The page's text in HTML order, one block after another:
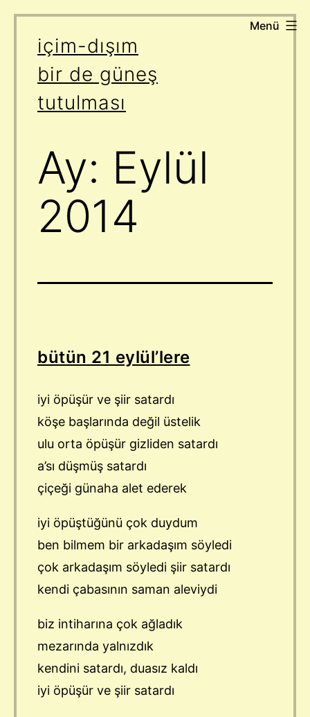
geç
içim-dışım
bir de güneş
tutulması
Menü
Ay: Eylül
2014
bütün 21 eylül’lere
iyi öpüşür ve şiir satardı
köşe başlarında değil üstelik
ulu orta öpüşür gizliden satardı
a’sı düşmüş satardı
çiçeği günaha alet ederek
iyi öpüştüğünü çok duydum
ben bilmem bir arkadaşım söyledi
çok arkadaşım söyledi şiir satardı
kendi çabasının saman aleviydi
biz intiharına çok ağladık
mezarında yalnızdık
kendini satardı, duasız kaldı
iyi öpüşür ve şiir satardı